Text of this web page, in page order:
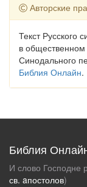
Авторские
Текст Русского
в общественном
Синодального
Библия Онлайн.
Библия
И слово Господне
св. aпостолов)